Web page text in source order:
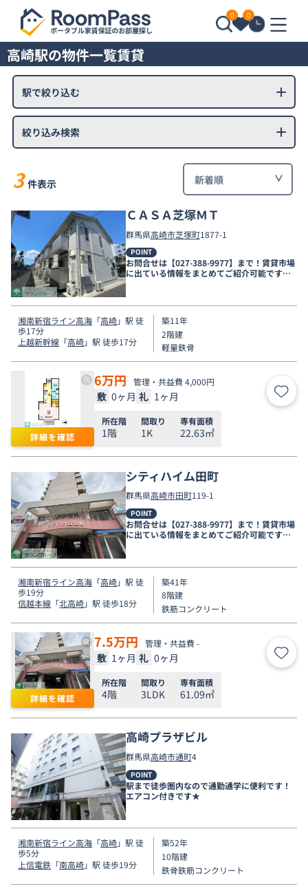
0 0
高崎駅の物件一覧賃貸
駅で絞り込む
絞り込み検索
3 件表示
ＣＡＳＡ芝塚ＭＴ
群馬県高崎市芝塚町1877-1
POINT
お問合せは【027-388-9977】まで！賃貸市場
に出ている情報をまとめてご紹介可能です☆
是非お電話でリアルタイムの空室状況をご確
認くださいませ♪
湘南新宿ライン高海 「高崎」駅 徒
歩17分
上越新幹線 「高崎」駅 徒歩17分
築11年
2階建
軽量鉄骨
詳細を確認
6万円 管理・共益費 4,000円
敷 0ヶ月 礼 1ヶ月 お気
所在階
1階
間取り
1K
専有面積
22.63㎡
シティハイム田町
群馬県高崎市田町119-1
POINT
お問合せは【027-388-9977】まで！賃貸市場
に出ている情報をまとめてご紹介可能です☆
認くださいませ♪
湘南新宿ライン高海 「高崎」駅 徒
歩19分
信越本線 「北高崎」駅 徒歩18分
築41年
8階建
鉄筋コンクリート
詳細を確認
7.5万円 管理・共益費 -
敷 1ヶ月 礼 0ヶ月 お気
所在階
4階
間取り
3LDK
専有面積
61.09㎡
高崎プラザビル
群馬県高崎市通町4
POINT
駅まで徒歩圏内なので通勤通学に便利です！
エアコン付きです★
湘南新宿ライン高海 「高崎」駅 徒
歩5分
上信電鉄 「南高崎」駅 徒歩19分
築52年
10階建
鉄骨鉄筋コンクリート